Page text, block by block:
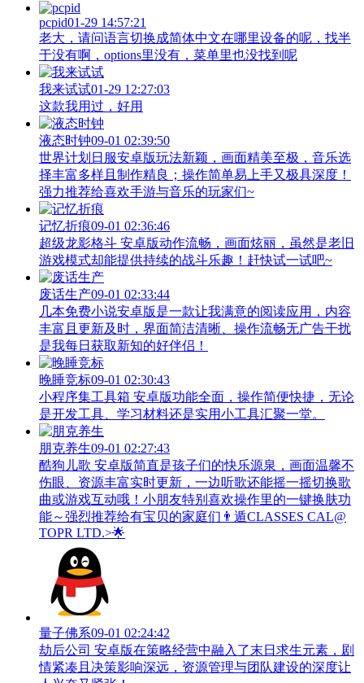
pcpid01-29 14:57:21
老大，请问语言切换成简体中文在哪里设备的呢，找半
于没有啊，options里没有，菜单里也没找到呢
我来试试01-29 12:27:03
这款我用过，好用
液态时钟09-01 02:39:50
世界计划日服安卓版玩法新颖，画面精美至极，音乐选
择丰富多样且制作精良；操作简单易上手又极具深度！
强力推荐给喜欢手游与音乐的玩家们~
记忆折痕09-01 02:36:46
超级龙影格斗 安卓版动作流畅，画面炫丽，虽然是老旧
游戏模式却能提供持续的战斗乐趣！赶快试一试吧~
废话生产09-01 02:33:44
几本免费小说安卓版是一款让我满意的阅读应用，内容
丰富且更新及时，界面简洁清晰、操作流畅无广告干扰
是我每日获取新知的好伴侣！
晚睡竞标09-01 02:30:43
小程序集工具箱 安卓版功能全面，操作简便快捷，无论
是开发工具、学习材料还是实用小工具汇聚一堂。
朋克养生09-01 02:27:43
酷狗儿歌 安卓版简直是孩子们的快乐源泉，画面温馨不
伤眼、资源丰富实时更新，一边听歌还能摇一摇切换歌
曲或游戏互动哦！小朋友特别喜欢操作里的一键换肤功
能～强烈推荐给有宝贝的家庭们👨‍遁️CLASSES CAL@
TOPR LTD.>🌟
量子佛系09-01 02:24:42
劫后公司 安卓版在策略经营中融入了末日求生元素，剧
情紧凑且决策影响深远，资源管理与团队建设的深度让